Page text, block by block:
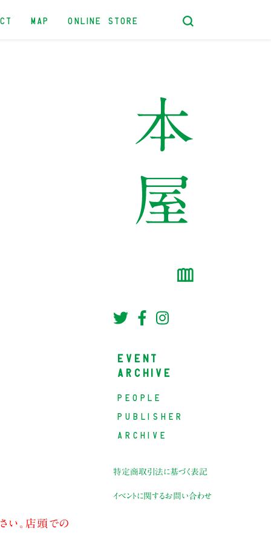
MAP ONLINE STORE
い。店頭での
EVENT
ARCHIVE
PEOPLE
PUBLISHER
ARCHIVE
特定商取引法に基づく表記
イベントに関するお問い合わせ